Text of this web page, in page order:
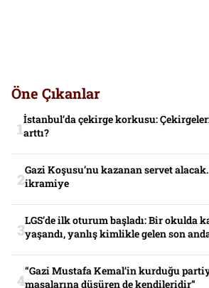
Öne Çıkanlar
İstanbul’da çekirge korkusu:
arttı?
Gazi Koşusu’nu kazanan servet
ikramiye
LGS’de ilk oturum başladı: Bir okulda
yaşandı, yanlış kimlikle gelen son
“Gazi Mustafa Kemal’in kurduğu
masalarına düşüren de kendileridir”